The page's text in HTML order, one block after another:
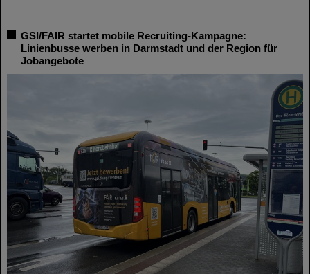
GSI/FAIR startet mobile Recruiting-Kampagne:
Linienbusse werben in Darmstadt und der Region für
Jobangebote